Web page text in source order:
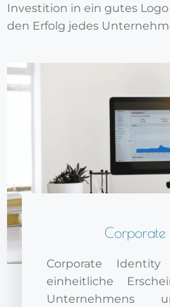
Investition in ein gutes
den Erfolg jedes
Corporate
Corporate
einheitliche
Unternehmens